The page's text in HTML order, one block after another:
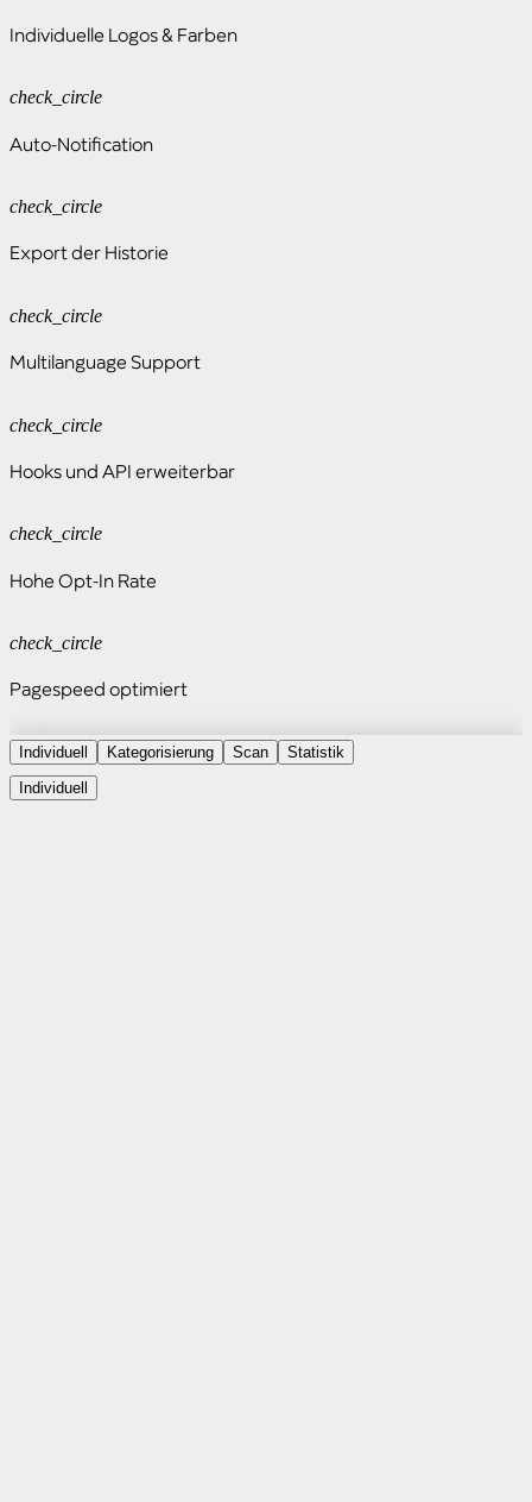
Individuelle Logos & Farben
check_circle
Auto-Notification
check_circle
Export der Historie
check_circle
Multilanguage Support
check_circle
Hooks und API erweiterbar
check_circle
Hohe Opt-In Rate
check_circle
Pagespeed optimiert
Individuell Kategorisierung Scan
Statistik
Individuell